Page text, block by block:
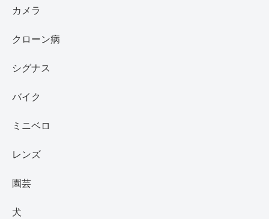
カメラ
クローン病
シグナス
バイク
ミニベロ
レンズ
園芸
犬